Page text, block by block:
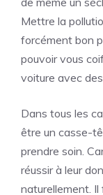
Mettre la
forcément bon
pouvoir vous
voiture avec
Dans tous les
être un casse-
prendre soin.
réussir à leur
naturellement. Il